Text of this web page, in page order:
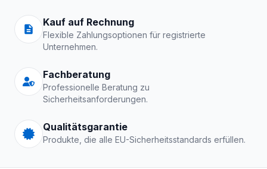
Kauf auf Rechnung
Flexible Zahlungsoptionen für registrierte
Unternehmen.
Fachberatung
Professionelle Beratung zu
Sicherheitsanforderungen.
Qualitätsgarantie
Produkte, die alle EU-Sicherheitsstandards erfüllen.